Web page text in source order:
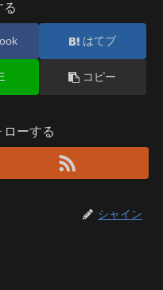
る
はてブ
コピー
ローする
シャイン